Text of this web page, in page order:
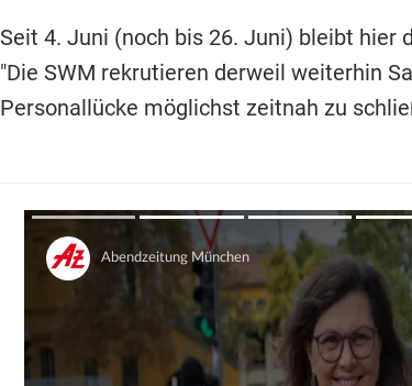
Seit 4. Juni (noch bis 26. Juni) bleibt hier
"Die SWM rekrutieren derweil weiterhin
Personallücke möglichst zeitnah zu